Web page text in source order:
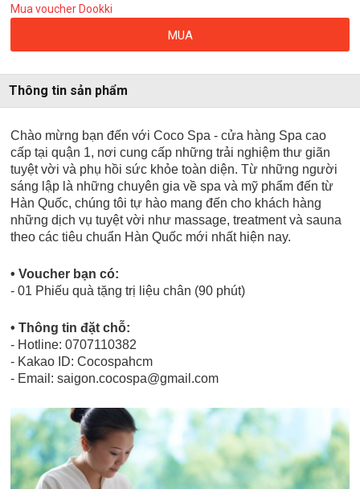
Mua voucher Dookki
MUA
Thông tin sản phẩm
Chào mừng bạn đến với Coco Spa - cửa hàng Spa cao
cấp tại quận 1, nơi cung cấp những trải nghiệm thư giãn
tuyệt vời và phụ hồi sức khỏe toàn diện. Từ những người
sáng lập là những chuyên gia về spa và mỹ phẩm đến từ
Hàn Quốc, chúng tôi tự hào mang đến cho khách hàng
những dịch vụ tuyệt vời như massage, treatment và sauna
theo các tiêu chuẩn Hàn Quốc mới nhất hiện nay.
• Voucher bạn có:
- 01 Phiếu quà tặng trị liệu chân (90 phút)
• Thông tin đặt chỗ:
- Hotline: 0707110382
- Kakao ID: Cocospahcm
- Email: saigon.cocospa@gmail.com